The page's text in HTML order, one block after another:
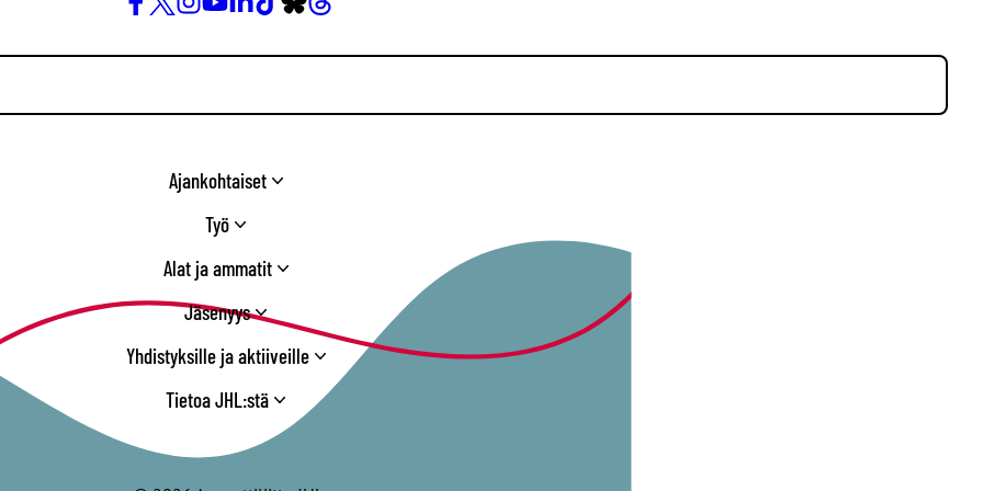
/
Ajankohtaiset
Työ
Alat ja ammatit
Jäsenyys
Yhdistyksille ja aktiiveille
Tietoa JHL:stä